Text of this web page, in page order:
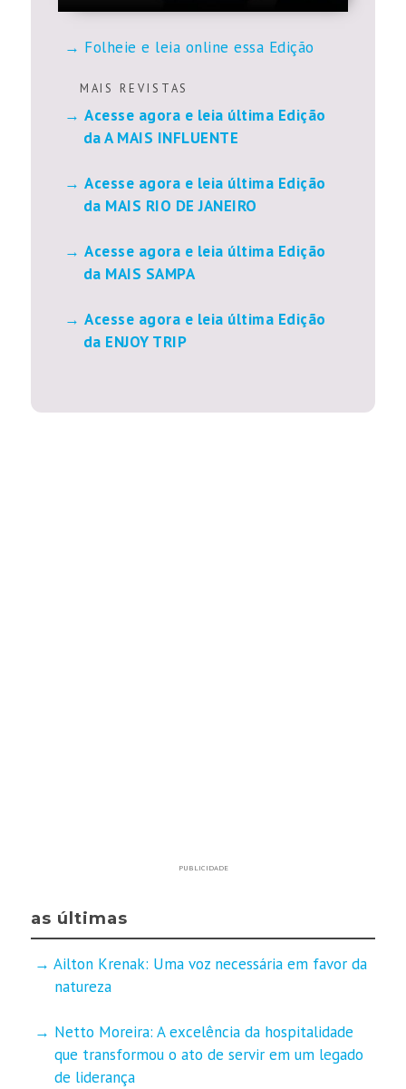
Folheie e leia online essa Edição
M A I S R E V I S T A S
Acesse agora e leia última Edição
da A MAIS INFLUENTE
Acesse agora e leia última Edição
da MAIS RIO DE JANEIRO
Acesse agora e leia última Edição
da MAIS SAMPA
Acesse agora e leia última Edição
da ENJOY TRIP
PUBLICIDADE
as últimas
Ailton Krenak: Uma voz necessária em favor da
natureza
Netto Moreira: A excelência da hospitalidade
que transformou o ato de servir em um legado
de liderança